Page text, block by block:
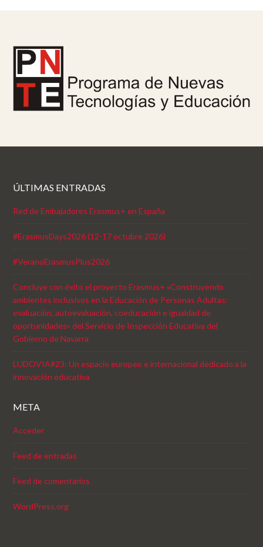
ÚLTIMAS ENTRADAS
Red de Embajadores Erasmus+ en España
#ErasmusDays2026 (12-17 octubre 2026)
#VeranoErasmusPlus2026
Concluye con éxito el proyecto Erasmus+ «Construyendo
ambientes inclusivos en la Educación de Personas Adultas:
evaluación, autoevaluación, coeducación e igualdad de
oportunidades» del Servicio de Inspección Educativa del
Gobierno de Navarra
LUDOVIA#23: Un espacio europeo e internacional dedicado a la
innovación educativa
META
Acceder
Feed de entradas
Feed de comentarios
WordPress.org